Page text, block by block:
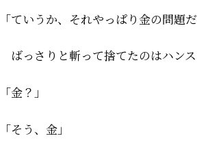
「ていうか、それやっぱり金の問題だ
ばっさりと斬って捨てたのはハン
「金？」
「そう、金」